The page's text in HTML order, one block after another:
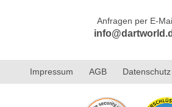
Anfragen per E-
Impressum AGB Datenschutz